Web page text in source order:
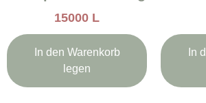
15000 L
In den Warenkorb
legen
In